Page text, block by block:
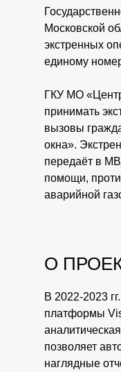
Московской
экстренных
единому
ГКУ МО
принимать
вызовы
окна».
передаёт в
помощи,
аварийной
О
В 2022-2023
платформы
позволяет
наглядные